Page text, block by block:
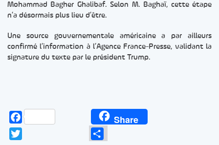
Mohammad Bagher Ghalibaf. Selon M. Baghaï, cette étape
n’a désormais plus lieu d’être.
Une source gouvernementale américaine a par ailleurs
confirmé l’information à l’Agence France-Presse, validant la
signature du texte par le président Trump.
Facebook Share